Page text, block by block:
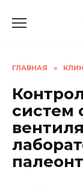
ГЛАВНАЯ »
систем